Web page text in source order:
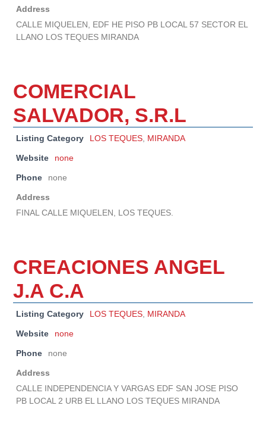
Address
CALLE MIQUELEN, EDF HE PISO PB LOCAL 57 SECTOR EL
LLANO LOS TEQUES MIRANDA
COMERCIAL
SALVADOR, S.R.L
Listing Category LOS TEQUES MIRANDA
Website none
Phone none
Address
FINAL CALLE MIQUELEN, LOS TEQUES.
CREACIONES ANGEL
J.A C.A
Listing Category LOS TEQUES MIRANDA
Website none
Phone none
Address
CALLE INDEPENDENCIA Y VARGAS EDF SAN JOSE PISO
PB LOCAL 2 URB EL LLANO LOS TEQUES MIRANDA